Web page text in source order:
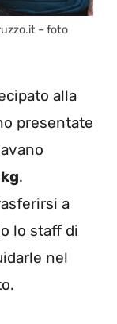
– foto
alla
presentate
.
a
lo staff di
nel